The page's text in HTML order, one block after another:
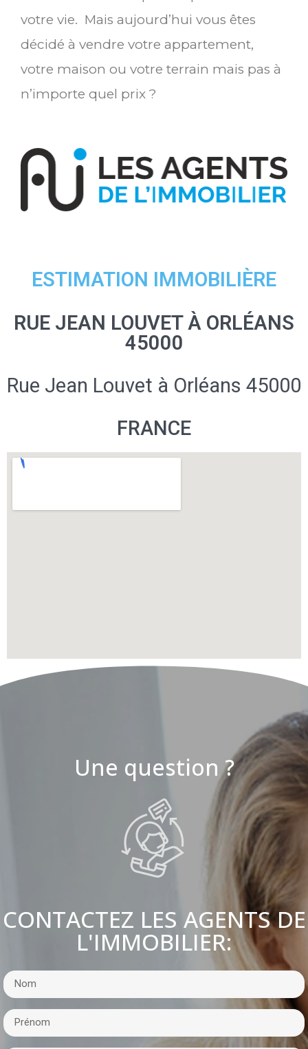
votre vie. Mais aujourd’hui vous êtes
décidé à vendre votre appartement,
votre maison ou votre terrain mais pas à
n’importe quel prix ?
ESTIMATION IMMOBILIÈRE
RUE JEAN LOUVET À ORLÉANS
45000
Rue Jean Louvet à Orléans 45000
FRANCE
Une question ?
CONTACTEZ LES AGENTS DE
L'IMMOBILIER: